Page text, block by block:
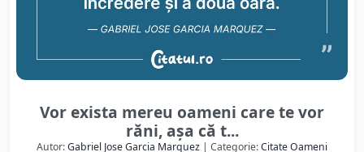
Vor exista mereu oameni care te vor
răni, așa că t...
Autor:Gabriel Jose Garcia Marquez | Categorie:Citate Oameni